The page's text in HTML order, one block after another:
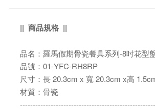
|| 商品規格 ||
品名：羅馬假期骨瓷餐具系列-8吋花型
品號：01-YFC-RH8RP
尺寸：長 20.3cm x 寬 20.3cm x高
材質：骨瓷